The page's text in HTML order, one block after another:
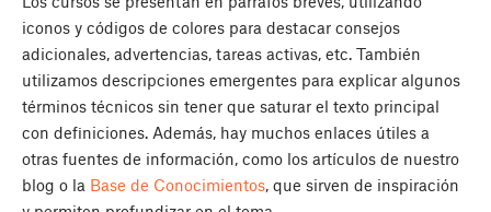
iconos y códigos de colores para destacar consejos
adicionales, advertencias, tareas activas, etc. También
utilizamos descripciones emergentes para explicar algunos
términos técnicos sin tener que saturar el texto principal
con definiciones. Además, hay muchos enlaces útiles a
otras fuentes de información, como los artículos de nuestro
blog o la Base de Conocimientos, que sirven de inspiración